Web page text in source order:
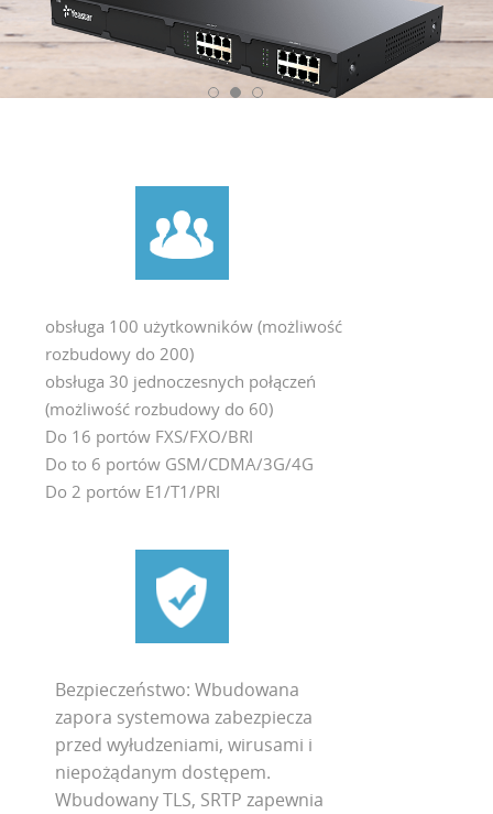
obsługa 100 użytkowników (możliwość
rozbudowy do 200)
obsługa 30 jednoczesnych połączeń
(możliwość rozbudowy do 60)
Do 16 portów FXS/FXO/BRI
Do to 6 portów GSM/CDMA/3G/4G
Do 2 portów E1/T1/PRI
Bezpieczeństwo: Wbudowana
zapora systemowa zabezpiecza
przed wyłudzeniami, wirusami i
niepożądanym dostępem.
Wbudowany TLS, SRTP zapewnia